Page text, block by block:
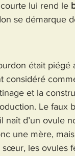
lui rend le
se démarque
était piégé
considéré
et la
Le
naît d’un ovule
une mère,
sœur, les ovules